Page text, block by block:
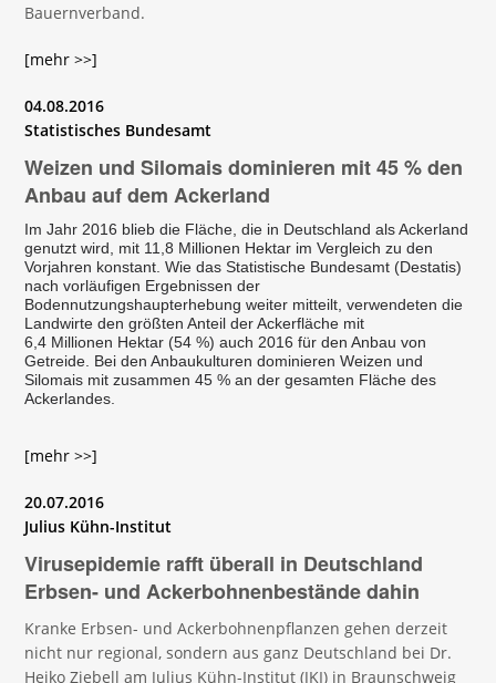
Bauernverband.
[mehr >>]
04.08.2016
Statistisches Bundesamt
Weizen und Silomais dominieren mit 45 % den
Anbau auf dem Ackerland
Im Jahr 2016 blieb die Fläche, die in Deutschland als Ackerland
genutzt wird, mit 11,8 Millionen Hektar im Vergleich zu den
Vorjahren konstant. Wie das Statistische Bundesamt (Destatis)
nach vorläufigen Ergebnissen der
Bodennutzungshaupterhebung weiter mitteilt, verwendeten die
Landwirte den größten Anteil der Ackerfläche mit
6,4 Millionen Hektar (54 %) auch 2016 für den Anbau von
Getreide. Bei den Anbaukulturen dominieren Weizen und
Silomais mit zusammen 45 % an der gesamten Fläche des
Ackerlandes.
[mehr >>]
20.07.2016
Julius Kühn-Institut
Virusepidemie rafft überall in Deutschland
Erbsen- und Ackerbohnenbestände dahin
Kranke Erbsen- und Ackerbohnenpflanzen gehen derzeit
nicht nur regional, sondern aus ganz Deutschland bei Dr.
Heiko Ziebell am Julius Kühn-Institut (JKI) in Braunschweig